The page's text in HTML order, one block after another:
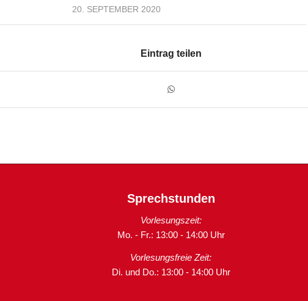
20. SEPTEMBER 2020
Eintrag teilen
Sprechstunden
Vorlesungszeit:
Mo. - Fr.: 13:00 - 14:00 Uhr
Vorlesungsfreie Zeit:
Di. und Do.: 13:00 - 14:00 Uhr